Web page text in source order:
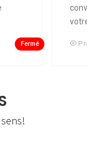
Fermé